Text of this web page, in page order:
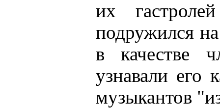
их
подружился
в качестве
узнавали его
музыкантов